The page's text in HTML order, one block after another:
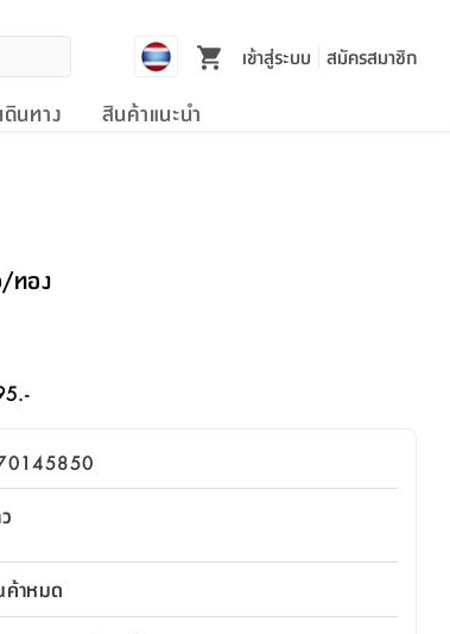
เข้าสู่ระบบ สมัครสมาชิก
นทาง สินค้าแนะนำ
/ทอง
ค้าหมด